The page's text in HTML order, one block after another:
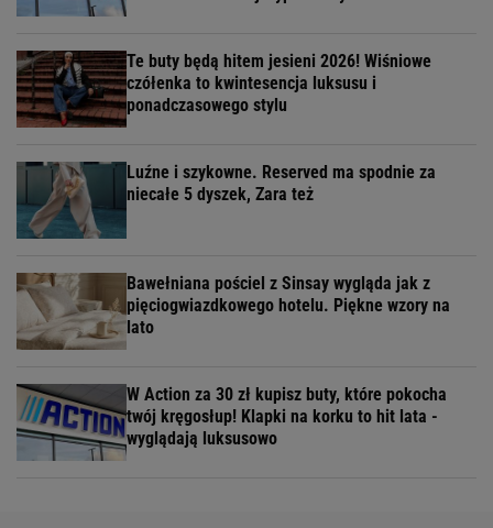
Te buty będą hitem jesieni 2026! Wiśniowe
czółenka to kwintesencja luksusu i
ponadczasowego stylu
Luźne i szykowne. Reserved ma spodnie za
niecałe 5 dyszek, Zara też
Bawełniana pościel z Sinsay wygląda jak z
pięciogwiazdkowego hotelu. Piękne wzory na
lato
W Action za 30 zł kupisz buty, które pokocha
twój kręgosłup! Klapki na korku to hit lata -
wyglądają luksusowo